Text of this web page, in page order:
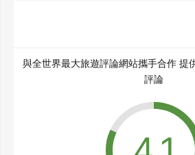
與全世界最大旅遊評論網站攜手合作 提
評論